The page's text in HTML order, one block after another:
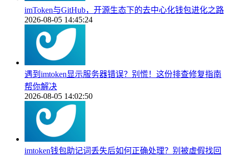
imToken与GitHub，开源生态下的去中心化钱包进化之路
2026-08-05 14:45:24
遇到imtoken显示服务器错误？别慌！这份排查修复指南
帮你解决
2026-08-05 14:02:50
imtoken钱包助记词丢失后如何正确处理？别被虚假找回